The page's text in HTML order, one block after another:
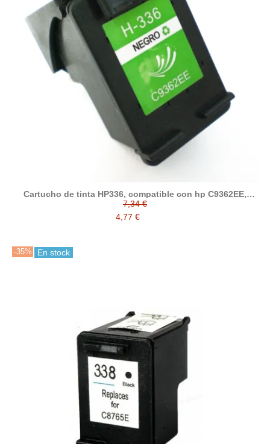
Cartucho de tinta HP336, compatible con hp C9362EE,
negro
7,34 €
4,77 €
-35% En stock